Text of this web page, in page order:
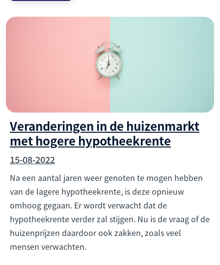
Veranderingen in de huizenmarkt
met hogere hypotheekrente
15-08-2022
Na een aantal jaren weer genoten te mogen hebben
van de lagere hypotheekrente, is deze opnieuw
omhoog gegaan. Er wordt verwacht dat de
hypotheekrente verder zal stijgen. Nu is de vraag of de
huizenprijzen daardoor ook zakken, zoals veel
mensen verwachten.